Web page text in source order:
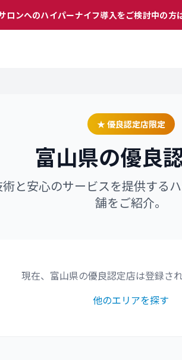
ロンへのハイパーナイフ導入をご検討中の方
★ 優良認定店限定
富山県の優良
と安心のサービスを提供する
舗をご紹介。
現在、 富山県の優良認定店は登録さ
他のエリアを探す